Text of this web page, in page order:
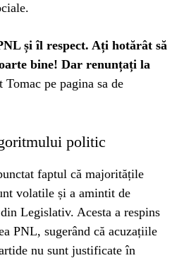
și îl respect. Ați hotărât să
bine! Dar renunțați la
Tomac pe pagina sa de
politic
faptul că majoritățile
volatile și a amintit de
Legislativ. Acesta a respins
PNL, sugerând că acuzațiile
nu sunt justificate în